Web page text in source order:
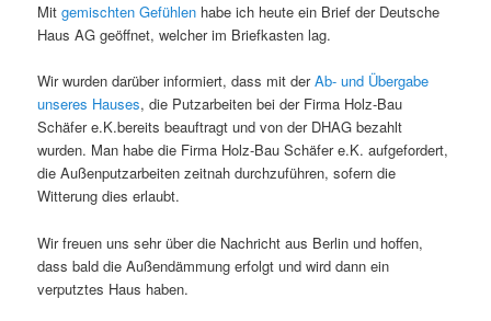
Mitgemischten Gefühlen habe ich heute ein Brief der Deutsche
Haus AG geöffnet, welcher im Briefkasten lag.
Wir wurden darüber informiert, dass mit derAb- und Übergabe
unseres Hauses, die Putzarbeiten bei der Firma Holz-Bau
Schäfer e.K.bereits beauftragt und von der DHAG bezahlt
wurden. Man habe die Firma Holz-Bau Schäfer e.K. aufgefordert,
die Außenputzarbeiten zeitnah durchzuführen, sofern die
Witterung dies erlaubt.
Wir freuen uns sehr über die Nachricht aus Berlin und hoffen,
dass bald die Außendämmung erfolgt und wird dann ein
verputztes Haus haben.